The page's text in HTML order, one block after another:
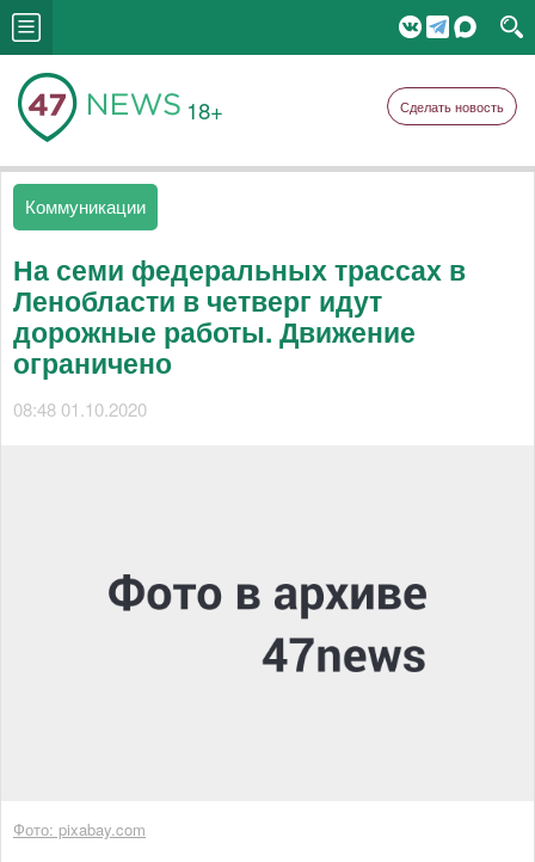
18+ Сделать новость
Коммуникации
На семи федеральных трассах в
Ленобласти в четверг идут
дорожные работы. Движение
ограничено
08:48 01.10.2020
Фото: pixabay.com